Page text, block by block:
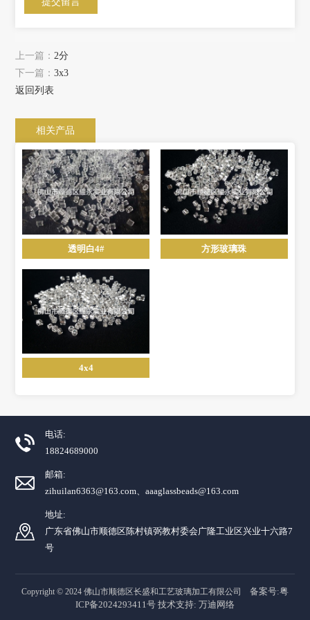
上一篇：2分
返回列表
下一篇：3x3
相关产品
透明白4# 方形玻璃珠
4x4
电话:
18824689000
邮箱:
zihuilan6363@163.com、aaaglassbeads@163.com
地址:
广东省佛山市顺德区陈村镇弼教村委会广隆工业区兴业十六路7
号
Copyright © 2024 佛山市顺德区长盛和工艺玻璃加工有限公司 备案号:粤
ICP备2024293411号 技术支持: 万迪网络